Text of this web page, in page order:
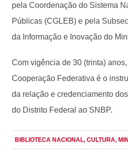
pela Coordenação do Sistema
Públicas (CGLEB) e pela
da Informação e Inovação do
Com vigência de 30 (trinta)
Cooperação Federativa é o
da relação e credenciamento
do Distrito Federal ao SNBP.
BIBLIOTECA NACIONAL, CULTURA, MIN